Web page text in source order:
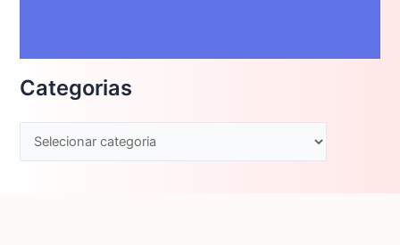
Categorias